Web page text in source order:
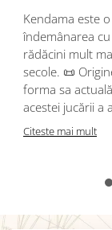
Kendama este
îndemânarea
rădăcini mult
secole. 📜
forma sa
acestei jucării a
Citeste mai mult